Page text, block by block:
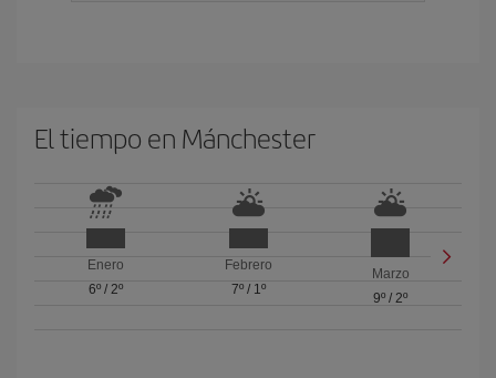
El tiempo en Mánchester
Enero
6º/ 2º
Febrero
7º/ 1º
Marzo
9º /2º